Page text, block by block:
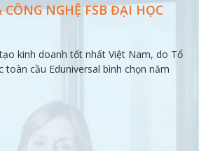
NGHỆ FSB ĐẠI HỌC
kinh doanh tốt nhất Việt Nam, do Tổ
toàn cầu Eduniversal bình chọn năm